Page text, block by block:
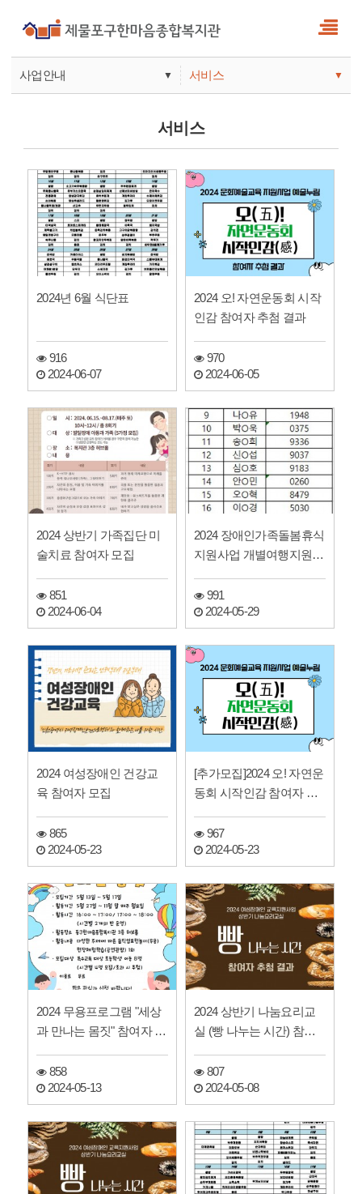
사업안내 ▼
기관안내
서비스 ▼
서비스
참여
서비스
2024년 6월 식단표
916
2024-06-07
2024 오! 자연운동회 시작
인감 참여자 추첨 결과
970
2024-06-05
2024 상반기 가족집단 미
술치료 참여자 모집
851
2024-06-04
2024 장애인가족돌봄휴식
지원사업 개별여행지원
991
2024-05-29
2024 여성장애인 건강교
육 참여자 모집
865
2024-05-23
[추가모집]2024 오! 자연운
동회 시작인감 참여자 모
967
2024-05-23
2024 무용프로그램 "세상
과 만나는 몸짓" 참여자 모
858
2024-05-13
2024 상반기 나눔요리교
실 (빵 나누는 시간) 참여
807
2024-05-08